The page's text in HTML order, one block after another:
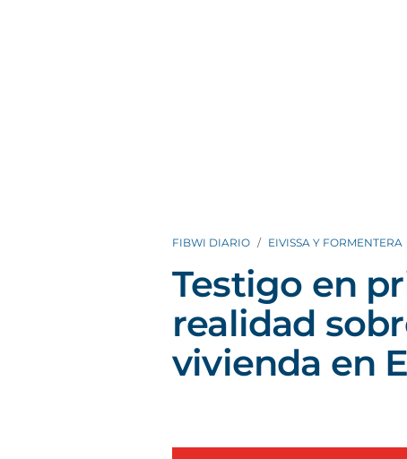
FIBWI DIARIO EIVISSA Y FORMENTERA
Testigo en
realidad
vivienda en